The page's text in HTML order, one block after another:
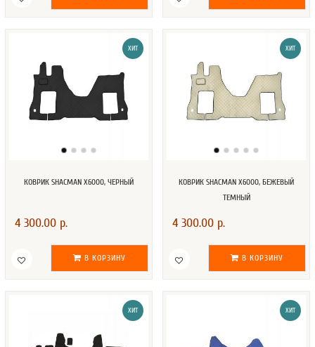
ХИТ
КОВРИК SHACMAN X6000, ЧЕРНЫЙ
4 300.00 р.
В КОРЗИНУ
ХИТ
КОВРИК SHACMAN X6000, БЕЖЕВЫЙ
ТЕМНЫЙ
4 300.00 р.
В КОРЗИНУ
ХИТ ХИТ